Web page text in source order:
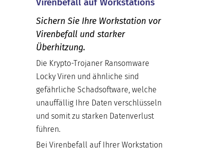
Sichern Sie Ihre Workstation vor
Virenbefall und starker
Überhitzung.
Die Krypto-Trojaner Ransomware
Locky Viren und ähnliche sind
gefährliche Schadsoftware, welche
unauffällig Ihre Daten verschlüsseln
und somit zu starken Datenverlust
führen.
Bei Virenbefall auf Ihrer Workstation